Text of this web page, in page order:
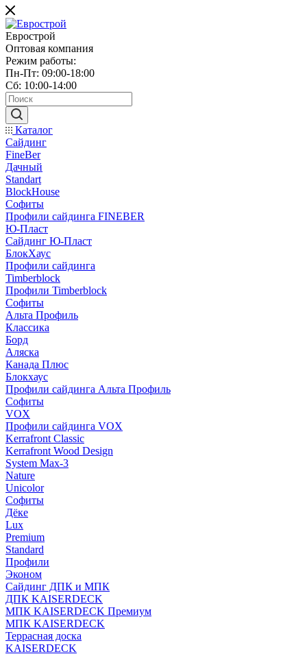
Еврострой
Оптовая компания
Режим работы:
Пн-Пт: 09:00-18:00
Сб: 10:00-14:00
Каталог
Сайдинг
FineBer
Дачный
Standart
BlockHouse
Софиты
Профили сайдинга FINEBER
Ю-Пласт
Сайдинг Ю-Пласт
БлокХаус
Профили сайдинга
Timberblock
Профили Timberblock
Софиты
Альта Профиль
Классика
Борд
Аляска
Канада Плюс
Блокхаус
Профили сайдинга Альта Профиль
Софиты
VOX
Профили сайдинга VOX
Kerrafront Classic
Kerrafront Wood Design
System Max-3
Nature
Unicolor
Софиты
Дёке
Lux
Premium
Standard
Профили
Эконом
Сайдинг ДПК и МПК
ДПК KAISERDECK
МПК KAISERDECK Премиум
МПК KAISERDECK
Террасная доска
KAISERDECK